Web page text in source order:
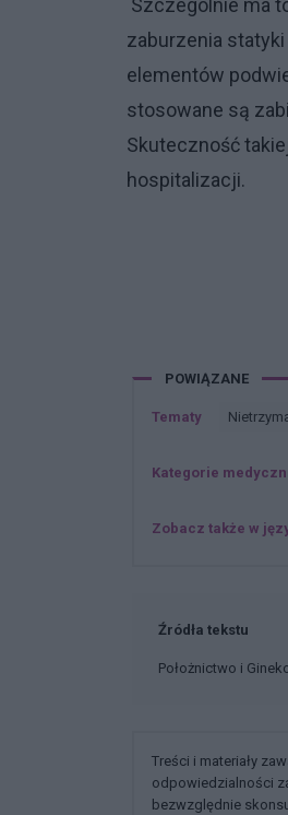
Szczególnie ma
zaburzenia
elementów
stosowane są
Skuteczność
hospitalizacji.
POWIĄZANE
Tematy
Kategorie
Zobacz także w
Źródła tekstu
Położnictwo i
Treści i materiały
odpowiedzialności
bezwzględnie